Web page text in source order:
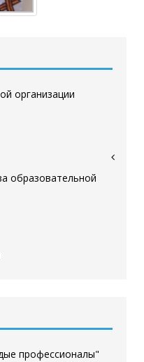
организации
образовательной
профессионалы"